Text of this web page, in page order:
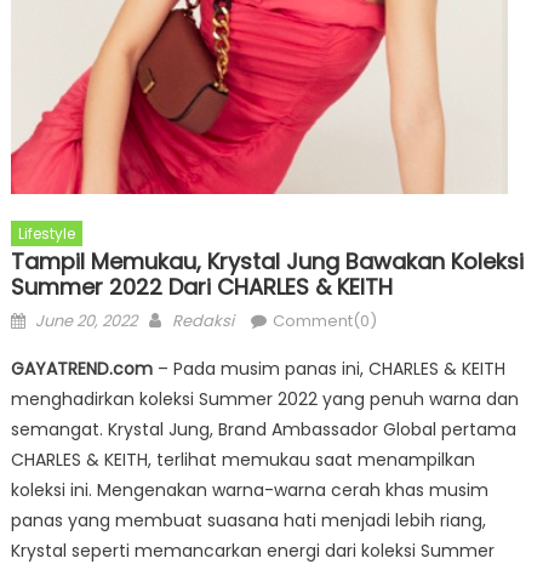
Lifestyle
Tampil Memukau, Krystal Jung Bawakan Koleksi
Summer 2022 Dari CHARLES & KEITH
Posted
June 20, 2022 Author
Redaksi Comment(0)
GAYATREND.com– Pada musim panas ini, CHARLES & KEITH
menghadirkan koleksi Summer 2022 yang penuh warna dan
semangat. Krystal Jung, Brand Ambassador Global pertama
CHARLES & KEITH, terlihat memukau saat menampilkan
koleksi ini. Mengenakan warna-warna cerah khas musim
panas yang membuat suasana hati menjadi lebih riang,
Krystal seperti memancarkan energi dari koleksi Summer